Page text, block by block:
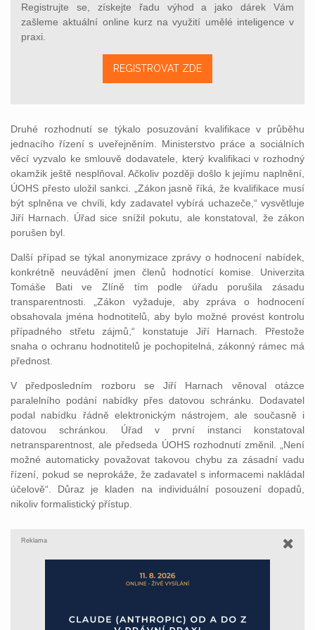
Registrujte se, získejte řadu výhod a jako dárek Vám
zašleme aktuální online kurz na využití umělé inteligence v
praxi.
REGISTROVAT ZDE
Druhé rozhodnutí se týkalo posuzování kvalifikace v průběhu
jednacího řízení s uveřejněním. Ministerstvo práce a sociálních
věcí vyzvalo ke smlouvě dodavatele, který kvalifikaci v rozhodný
okamžik ještě nesplňoval. Ačkoliv později došlo k jejímu naplnění,
ÚOHS přesto uložil sankci. „Zákon jasně říká, že kvalifikace musí
být splněna ve chvíli, kdy zadavatel vybírá uchazeče,“ vysvětluje
Jiří Harnach. Úřad sice snížil pokutu, ale konstatoval, že zákon
porušen byl.
Další případ se týkal anonymizace zprávy o hodnocení nabídek,
konkrétně neuvádění jmen členů hodnotící komise. Univerzita
Tomáše Bati ve Zlíně tím podle úřadu porušila zásadu
transparentnosti. „Zákon vyžaduje, aby zpráva o hodnocení
obsahovala jména hodnotitelů, aby bylo možné provést kontrolu
případného střetu zájmů,“ konstatuje Jiří Harnach. Přestože
snaha o ochranu hodnotitelů je pochopitelná, zákonný rámec má
přednost.
V předposledním rozboru se Jiří Harnach věnoval otázce
paralelního podání nabídky přes datovou schránku. Dodavatel
podal nabídku řádně elektronickým nástrojem, ale současně i
datovou schránkou. Úřad v první instanci konstatoval
netransparentnost, ale předseda ÚOHS rozhodnutí změnil. „Není
možné automaticky považovat takovou chybu za zásadní vadu
řízení, pokud se neprokáže, že zadavatel s informacemi nakládal
účelově“. Důraz je kladen na individuální posouzení dopadů,
nikoliv formalistický přístup.
Reklama